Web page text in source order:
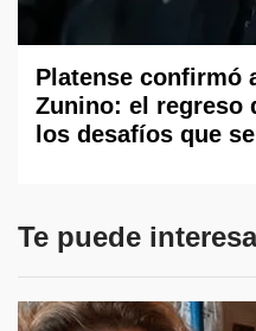
Platense confirmó
Zunino: el regreso
los desafíos que
Te puede